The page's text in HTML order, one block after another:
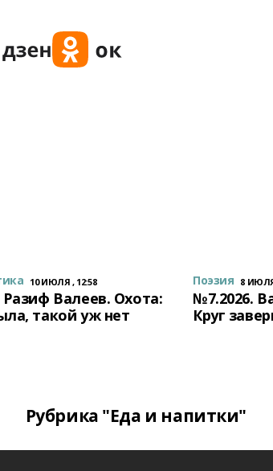
10 ИЮЛЯ , 12:58
Разиф Валеев. Охота:
такой уж нет
Поэзия 8 ИЮЛЯ
№7.2026.
Круг
Рубрика "Еда и напитки"